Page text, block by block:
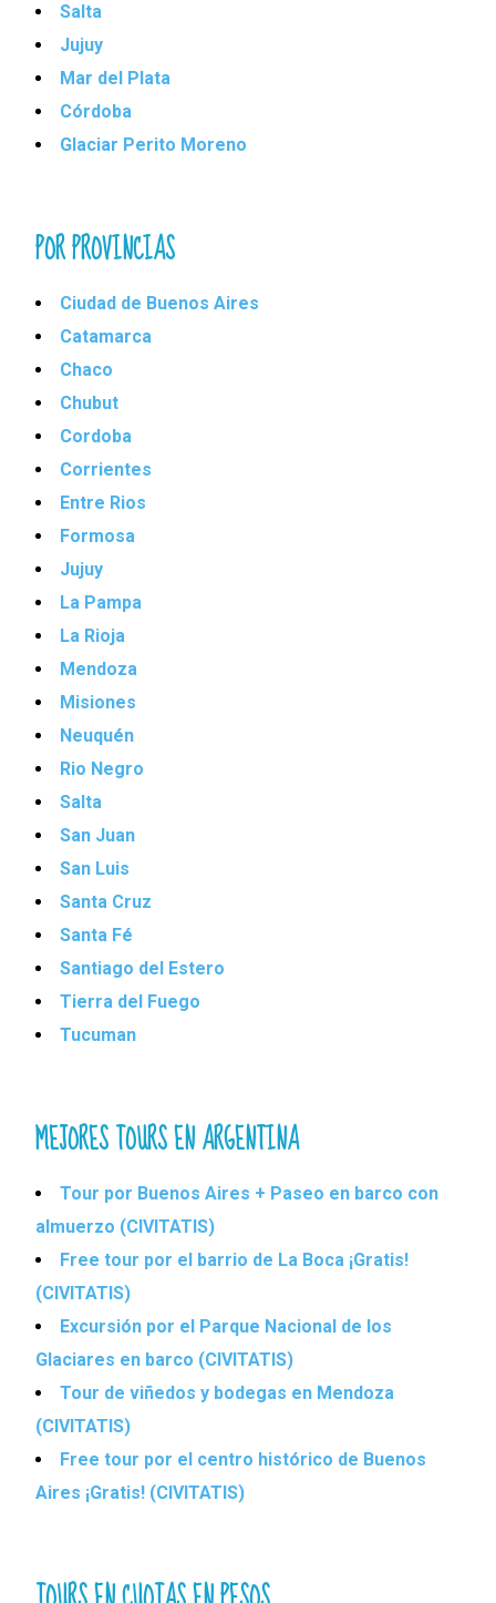
Salta
Jujuy
Mar del Plata
Córdoba
Glaciar Perito Moreno
POR PROVINCIAS
Ciudad de Buenos Aires
Catamarca
Chaco
Chubut
Cordoba
Corrientes
Entre Rios
Formosa
Jujuy
La Pampa
La Rioja
Mendoza
Misiones
Neuquén
Rio Negro
Salta
San Juan
San Luis
Santa Cruz
Santa Fé
Santiago del Estero
Tierra del Fuego
Tucuman
MEJORES TOURS EN ARGENTINA
Tour por Buenos Aires + Paseo en barco con
almuerzo (CIVITATIS)
Free tour por el barrio de La Boca ¡Gratis!
(CIVITATIS)
Excursión por el Parque Nacional de los
Glaciares en barco (CIVITATIS)
Tour de viñedos y bodegas en Mendoza
(CIVITATIS)
Free tour por el centro histórico de Buenos
Aires ¡Gratis! (CIVITATIS)